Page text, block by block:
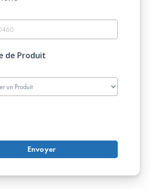
de Produit
Envoyer